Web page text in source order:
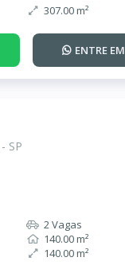
307.00 m²
ENTRE EM
SP
2 Vagas
140.00 m²
140.00 m²